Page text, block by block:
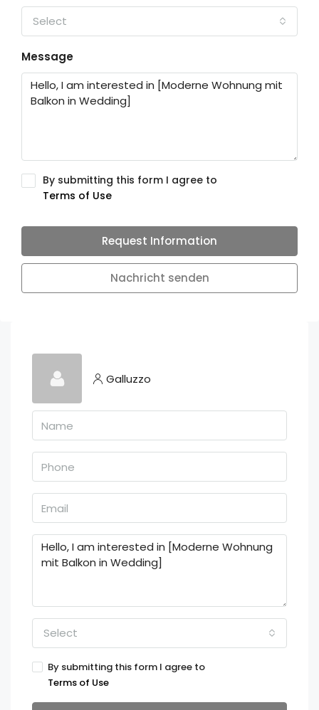
Select
Message
By submitting this form I agree to
Terms of Use
Request Information
Nachricht senden
Galluzzo
Select
By submitting this form I agree to
Terms of Use